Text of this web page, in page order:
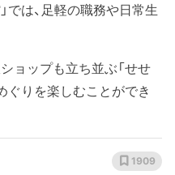
では、足軽の職務や日常生
ョップも立ち並ぶ「せせ
ぐりを楽しむことができ
1909